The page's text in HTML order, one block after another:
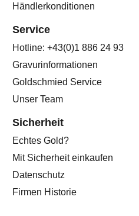
Händlerkonditionen
Service
Hotline: +43(0)1 886 24 93
Gravurinformationen
Goldschmied Service
Unser Team
Sicherheit
Echtes Gold?
Mit Sicherheit einkaufen
Datenschutz
Firmen Historie